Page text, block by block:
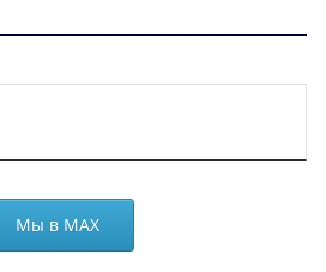
Мы в МАХ